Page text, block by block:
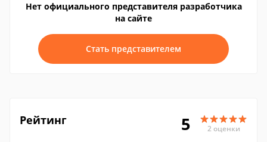
Нет официального представителя разработчика
на сайте
Стать представителем
Рейтинг 5 2 оценки